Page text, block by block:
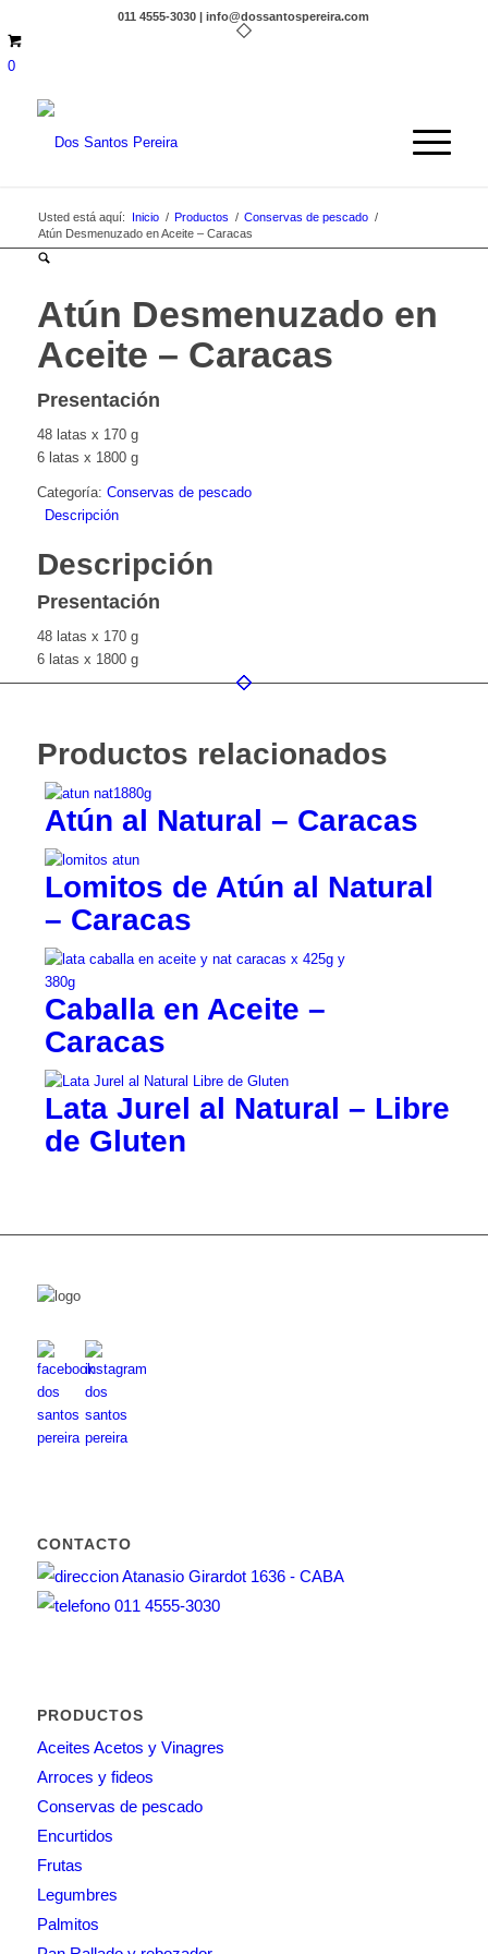
011 4555-3030 | info@dossantospereira.com
0
Usted está aquí: Inicio / Productos / Conservas de pescado /
Atún Desmenuzado en Aceite – Caracas
Atún Desmenuzado en
Aceite – Caracas
Presentación
48 latas x 170 g
6 latas x 1800 g
Categoría: Conservas de pescado
Descripción
Descripción
Presentación
48 latas x 170 g
6 latas x 1800 g
Productos relacionados
Atún al Natural – Caracas
Lomitos de Atún al Natural
– Caracas
Caballa en Aceite –
Caracas
Lata Jurel al Natural – Libre
de Gluten
CONTACTO
Atanasio Girardot 1636 - CABA
011 4555-3030
PRODUCTOS
Aceites Acetos y Vinagres
Arroces y fideos
Conservas de pescado
Encurtidos
Frutas
Legumbres
Palmitos